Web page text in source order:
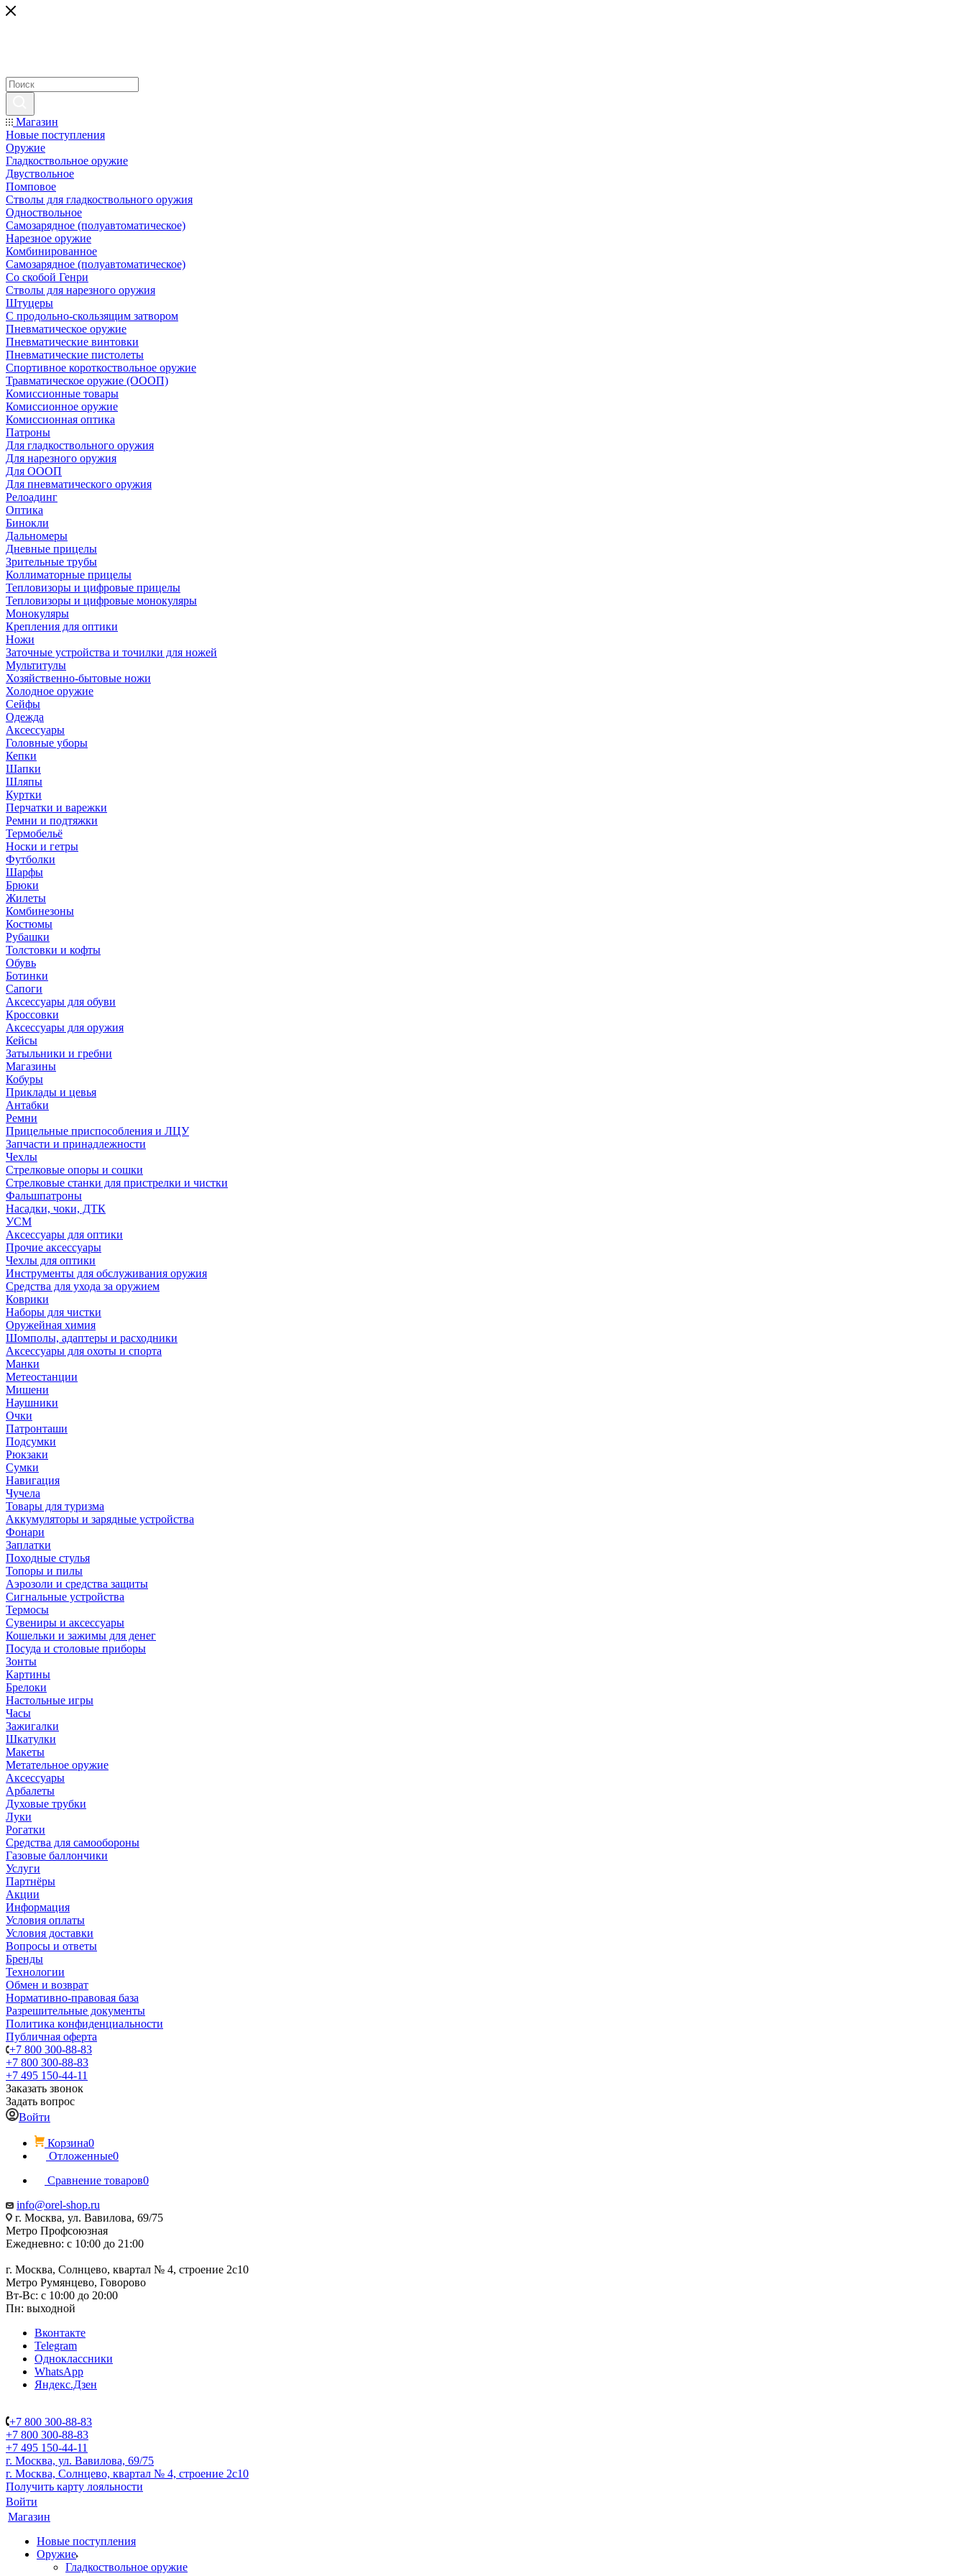
Магазин
Новые поступления
Оружие
Гладкоствольное оружие
Двуствольное
Помповое
Стволы для гладкоствольного оружия
Одноствольное
Самозарядное (полуавтоматическое)
Нарезное оружие
Комбинированное
Самозарядное (полуавтоматическое)
Со скобой Генри
Стволы для нарезного оружия
Штуцеры
С продольно-скользящим затвором
Пневматическое оружие
Пневматические винтовки
Пневматические пистолеты
Спортивное короткоствольное оружие
Травматическое оружие (ОООП)
Комиссионные товары
Комиссионное оружие
Комиссионная оптика
Патроны
Для гладкоствольного оружия
Для нарезного оружия
Для ОООП
Для пневматического оружия
Релоадинг
Оптика
Бинокли
Дальномеры
Дневные прицелы
Зрительные трубы
Коллиматорные прицелы
Тепловизоры и цифровые прицелы
Тепловизоры и цифровые монокуляры
Монокуляры
Крепления для оптики
Ножи
Заточные устройства и точилки для ножей
Мультитулы
Хозяйственно-бытовые ножи
Холодное оружие
Сейфы
Одежда
Аксессуары
Головные уборы
Кепки
Шапки
Шляпы
Куртки
Перчатки и варежки
Ремни и подтяжки
Термобельё
Носки и гетры
Футболки
Шарфы
Брюки
Жилеты
Комбинезоны
Костюмы
Рубашки
Толстовки и кофты
Обувь
Ботинки
Сапоги
Аксессуары для обуви
Кроссовки
Аксессуары для оружия
Кейсы
Затыльники и гребни
Магазины
Кобуры
Приклады и цевья
Антабки
Ремни
Прицельные приспособления и ЛЦУ
Запчасти и принадлежности
Чехлы
Стрелковые опоры и сошки
Стрелковые станки для пристрелки и чистки
Фальшпатроны
Насадки, чоки, ДТК
УСМ
Аксессуары для оптики
Прочие аксессуары
Чехлы для оптики
Инструменты для обслуживания оружия
Средства для ухода за оружием
Коврики
Наборы для чистки
Оружейная химия
Шомполы, адаптеры и расходники
Аксессуары для охоты и спорта
Манки
Метеостанции
Мишени
Наушники
Очки
Патронташи
Подсумки
Рюкзаки
Сумки
Навигация
Чучела
Товары для туризма
Аккумуляторы и зарядные устройства
Фонари
Заплатки
Походные стулья
Топоры и пилы
Аэрозоли и средства защиты
Сигнальные устройства
Термосы
Сувениры и аксессуары
Кошельки и зажимы для денег
Посуда и столовые приборы
Зонты
Картины
Брелоки
Настольные игры
Часы
Зажигалки
Шкатулки
Макеты
Метательное оружие
Аксессуары
Арбалеты
Духовые трубки
Луки
Рогатки
Средства для самообороны
Газовые баллончики
Услуги
Партнёры
Акции
Информация
Условия оплаты
Условия доставки
Вопросы и ответы
Бренды
Технологии
Обмен и возврат
Нормативно-правовая база
Разрешительные документы
Политика конфиденциальности
Публичная оферта
+7 800 300-88-83
+7 800 300-88-83
+7 495 150-44-11
Заказать звонок
Задать вопрос
Войти
Корзина0
Отложенные0
Сравнение товаров0
info@orel-shop.ru
г. Москва, ул. Вавилова, 69/75
Метро Профсоюзная
Ежедневно: с 10:00 до 21:00
г. Москва, Солнцево, квартал № 4, строение 2с10
Метро Румянцево, Говорово
Вт-Вс: с 10:00 до 20:00
Пн: выходной
Вконтакте
Telegram
Одноклассники
WhatsApp
Яндекс.Дзен
+7 800 300-88-83
+7 800 300-88-83
+7 495 150-44-11
г. Москва, ул. Вавилова, 69/75
г. Москва, Солнцево, квартал № 4, строение 2с10
Получить карту лояльности
Войти
Магазин
Новые поступления
Оружие
Гладкоствольное оружие